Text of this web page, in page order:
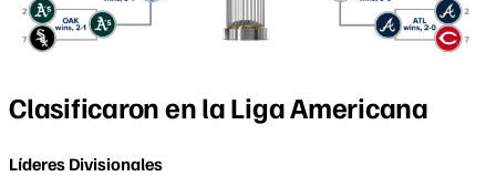
Clasificaron en la Liga Americana
Líderes Divisionales